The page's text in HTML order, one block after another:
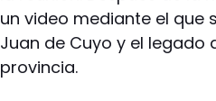
un video mediante el que
Juan de Cuyo y el
provincia.